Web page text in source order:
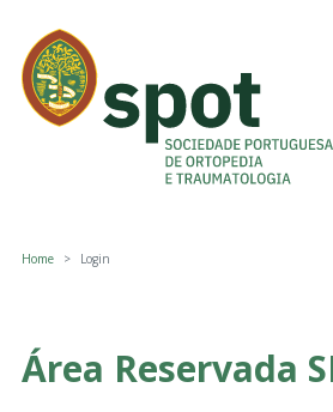
Home Login
Área Reservada